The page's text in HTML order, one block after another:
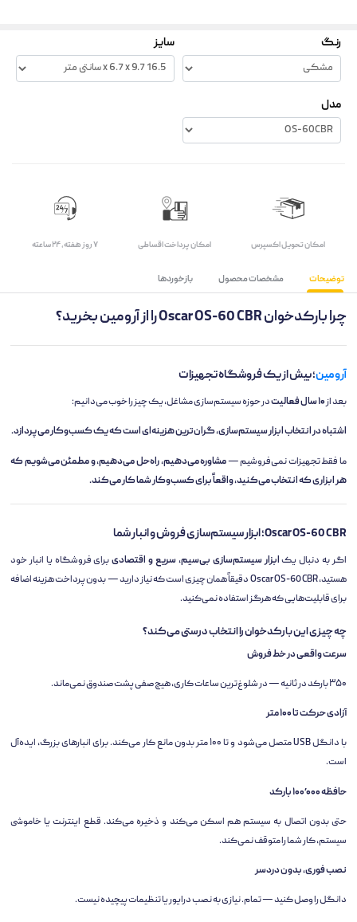
رنگ سایز
مدل
اﻣﮑﺎن ﺗﺤﻮﯾﻞ اﮐﺴﭙﺮس امکان پرداخت اقساطی ۷ روز ﻫﻔﺘﻪ، ۲۴ ﺳﺎﻋﺘﻪ
توضیحات مشخصات محصول بازخوردها
چرا بارکدخوان Oscar OS-60 CBR را از آرومین بخرید؟
آرومین؛ بیش از یک فروشگاه تجهیزات
بعد از۱۰ سال فعالیت در حوزه سیستم‌سازی مشاغل، یک چیز را خوب می‌دانیم:
اشتباه در انتخاب ابزار سیستم‌سازی، گران‌ترین هزینه‌ای است که یک کسب‌وکار می‌پردازد.
ما فقط تجهیزات نمی‌فروشیم —مشاوره می‌دهیم، راه‌حل می‌دهیم، و مطمئن می‌شویم که
هر ابزاری که انتخاب می‌کنید، واقعاً برای کسب‌وکار شما کار می‌کند.
Oscar OS-60 CBR؛ ابزار سیستم‌سازی فروش و انبار شما
اگر به دنبال یکابزار سیستم‌سازی بی‌سیم، سریع و اقتصادیبرای فروشگاه یا انبار خود
هستید، Oscar OS-60 CBR دقیقاً همان چیزی است که نیاز دارید — بدون پرداخت هزینه اضافه
برای قابلیت‌هایی که هرگز استفاده نمی‌کنید.
چه چیزی این بارکدخوان را انتخاب درستی می‌کند؟
سرعت واقعی در خط فروش
۳۵۰ بارکد در ثانیه — در شلوغ‌ترین ساعات کاری، هیچ صفی پشت صندوق نمی‌ماند.
آزادی حرکت تا ۱۰۰ متر
با دانگل USB متصل می‌شود و تا ۱۰۰ متر بدون مانع کار می‌کند. برای انبارهای بزرگ، ایده‌آل
است.
حافظه ۱۰۰٬۰۰۰ بارکد
حتی بدون اتصال به سیستم هم اسکن می‌کند و ذخیره می‌کند. قطع اینترنت یا خاموشی
سیستم، کار شما را متوقف نمی‌کند.
نصب فوری، بدون دردسر
دانگل را وصل کنید — تمام. نیازی به نصب درایور یا تنظیمات پیچیده نیست.